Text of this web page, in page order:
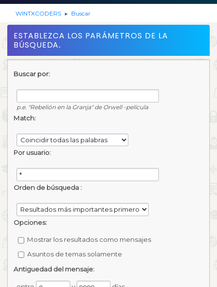
WINTXCODERS ► Buscar
ESTABLEZCA LOS PARÁMETROS DE LA
BÚSQUEDA.
Buscar por:
p.e. "Rebelión en la Granja" de Orwell -película
Match:
Por usuario:
Orden de búsqueda :
Opciones:
Mostrar los resultados como mensajes
Asuntos de temas solamente
Antiguedad del mensaje: